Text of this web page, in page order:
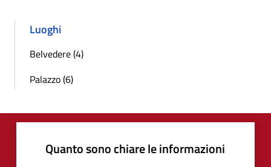
Luoghi
Belvedere (4)
Palazzo (6)
Quanto sono chiare le informazioni